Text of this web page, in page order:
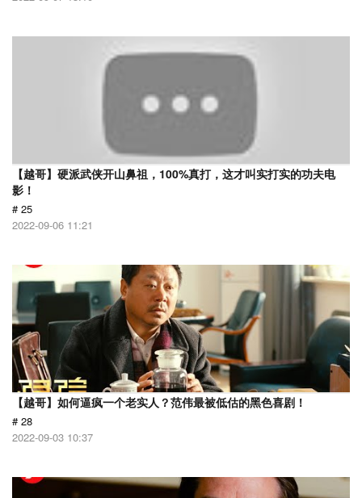
【越哥】硬派武侠开山鼻祖，100%真打，这才叫实打实的功夫电
影！
# 25
2022-09-06 11:21
【越哥】如何逼疯一个老实人？范伟最被低估的黑色喜剧！
# 28
2022-09-03 10:37